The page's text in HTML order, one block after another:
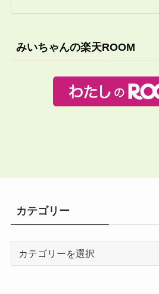
みいちゃんの楽天ROOM
カテゴリー